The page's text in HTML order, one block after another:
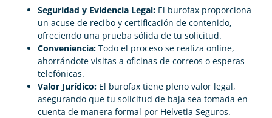
Seguridad y Evidencia Legal: El burofax proporciona
un acuse de recibo y certificación de contenido,
ofreciendo una prueba sólida de tu solicitud.
Conveniencia: Todo el proceso se realiza online,
ahorrándote visitas a oficinas de correos o esperas
telefónicas.
Valor Jurídico: El burofax tiene pleno valor legal,
asegurando que tu solicitud de baja sea tomada en
cuenta de manera formal por Helvetia Seguros.